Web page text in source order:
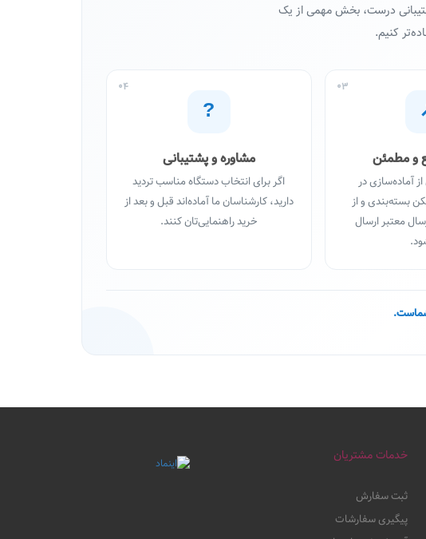
درست، بخش مهمی از یک
کنیم.
03
و مطمئن
آماده‌سازی در
بسته‌بندی و از
معتبر ارسال
04
?
مشاوره و پشتیبانی
اگر برای انتخاب دستگاه مناسب تردید
دارید، کارشناسان ما آماده‌اند قبل و بعد از
خرید راهنمایی‌تان کنند.
خدمات مشتریان
ثبت سفارش
پیگیری سفارشات